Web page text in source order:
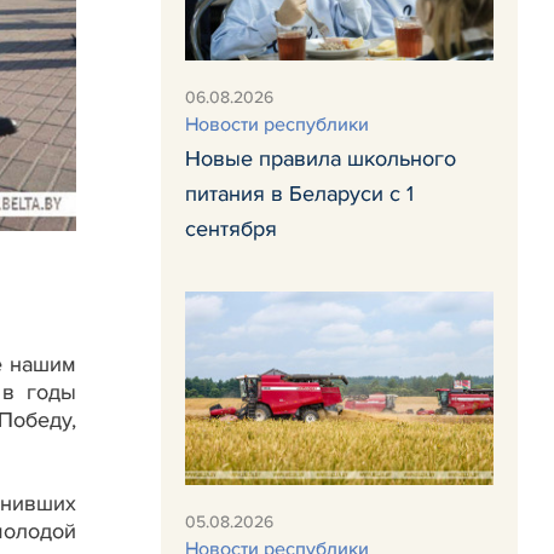
нашим
годы
06.08.2026
Новости республики
Новые правила школьного
питания в Беларуси с 1
сентября
05.08.2026